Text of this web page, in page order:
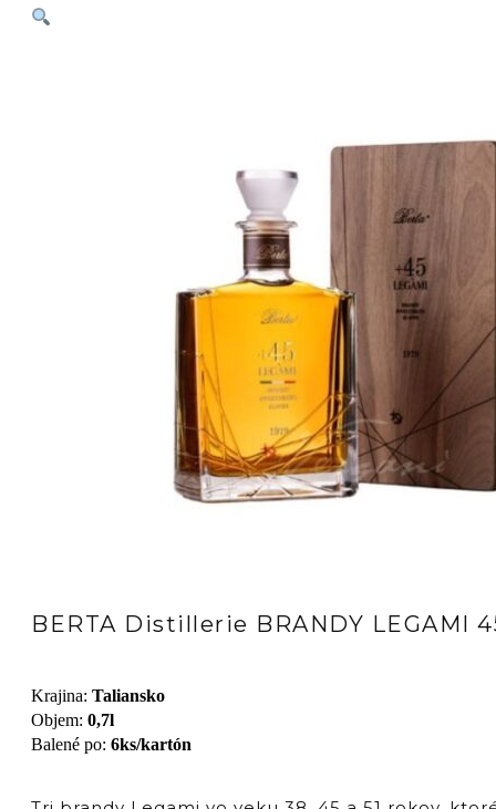
BERTA Distillerie BRANDY LEGAMI
Krajina: Taliansko
Objem: 0,7l
Balené po: 6ks/kartón